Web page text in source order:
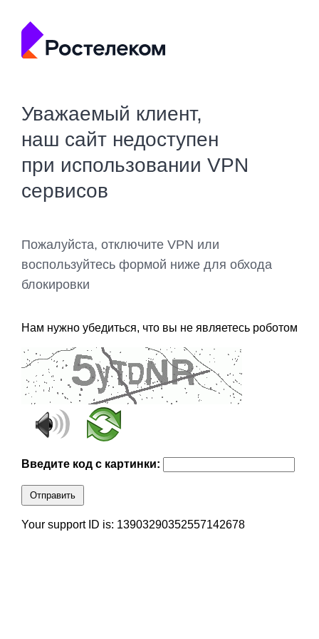
Уважаемый клиент,
наш сайт недоступен
при использовании VPN
сервисов
Пожалуйста, отключите VPN или
воспользуйтесь формой ниже для обхода
блокировки
Нам нужно убедиться, что вы не являетесь роботом
Введите код с картинки:
Отправить
Your support ID is: 13903290352557142678